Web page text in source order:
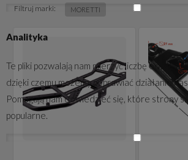
Filtruj marki: MORETTI
Analityka
Te pliki pozwalają nam mierzyć liczbę
dzięki czemu możemy poprawiać działanie
Pomagają nam dowiedzieć się, które strony
popularne.